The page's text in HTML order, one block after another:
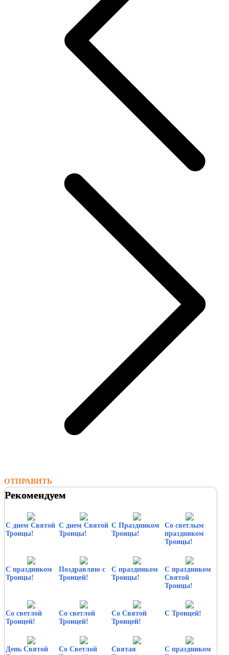
ОТПРАВИТЬ
Рекомендуем
С днем Святой
Троицы!
С днем Святой
Троицы!
С Праздником
Троицы!
Со светлым
праздником
Троицы!
С праздником
Троицы!
Поздравляю с
Троицей!
С праздником
Троицы!
С праздником
Святой
Троицы!
Со светлой
Троицей!
Со светлой
Троицей!
Со Святой
Троицей!
С Троицей!
День Святой
Со Светлой
Святая
С праздником